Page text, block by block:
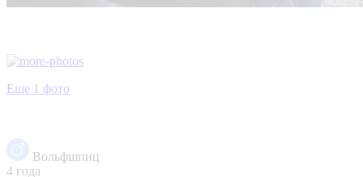
Еще 1 фото
Вольфшпиц
4 года